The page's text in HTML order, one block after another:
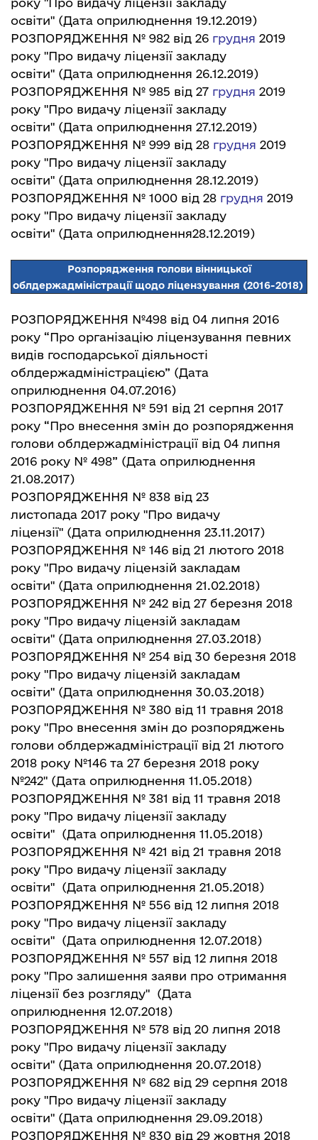
освіти" (Дата оприлюднення 19.12.2019)
РОЗПОРЯДЖЕННЯ № 982 від 26 грудня 2019
року "Про видачу ліцензії закладу
освіти" (Дата оприлюднення 26.12.2019)
РОЗПОРЯДЖЕННЯ № 985 від 27 грудня 2019
року "Про видачу ліцензії закладу
освіти" (Дата оприлюднення 27.12.2019)
РОЗПОРЯДЖЕННЯ № 999 від 28 грудня 2019
року "Про видачу ліцензії закладу
освіти" (Дата оприлюднення 28.12.2019)
РОЗПОРЯДЖЕННЯ № 1000 від 28 грудня 2019
року "Про видачу ліцензії закладу
освіти" (Дата оприлюднення28.12.2019)
Розпорядження голови вінницької
облдержадміністрації щодо ліцензування (2016-2018)
РОЗПОРЯДЖЕННЯ №498 від 04 липня 2016
року “Про організацію ліцензування певних
видів господарської діяльності
облдержадміністрацією” (Дата
оприлюднення 04.07.2016)
РОЗПОРЯДЖЕННЯ № 591 від 21 серпня 2017
року “Про внесення змін до розпорядження
голови облдержадміністрації від 04 липня
2016 року № 498” (Дата оприлюднення
21.08.2017)
РОЗПОРЯДЖЕННЯ № 838 від 23
листопада 2017 року "Про видачу
ліцензії" (Дата оприлюднення 23.11.2017)
РОЗПОРЯДЖЕННЯ № 146 від 21 лютого 2018
року "Про видачу ліцензій закладам
освіти" (Дата оприлюднення 21.02.2018)
РОЗПОРЯДЖЕННЯ № 242 від 27 березня 2018
року "Про видачу ліцензій закладам
освіти" (Дата оприлюднення 27.03.2018)
РОЗПОРЯДЖЕННЯ № 254 від 30 березня 2018
року "Про видачу ліцензій закладам
освіти" (Дата оприлюднення 30.03.2018)
РОЗПОРЯДЖЕННЯ № 380 від 11 травня 2018
року "Про внесення змін до розпоряджень
голови облдержадміністрації від 21 лютого
2018 року №146 та 27 березня 2018 року
№242" (Дата оприлюднення 11.05.2018)
РОЗПОРЯДЖЕННЯ № 381 від 11 травня 2018
року "Про видачу ліцензії закладу
освіти" (Дата оприлюднення 11.05.2018)
РОЗПОРЯДЖЕННЯ № 421 від 21 травня 2018
року "Про видачу ліцензії закладу
освіти" (Дата оприлюднення 21.05.2018)
РОЗПОРЯДЖЕННЯ № 556 від 12 липня 2018
року "Про видачу ліцензії закладу
освіти" (Дата оприлюднення 12.07.2018)
РОЗПОРЯДЖЕННЯ № 557 від 12 липня 2018
року "Про залишення заяви про отримання
ліцензії без розгляду" (Дата
оприлюднення 12.07.2018)
РОЗПОРЯДЖЕННЯ № 578 від 20 липня 2018
року "Про видачу ліцензії закладу
освіти" (Дата оприлюднення 20.07.2018)
РОЗПОРЯДЖЕННЯ № 682 від 29 серпня 2018
року "Про видачу ліцензії закладу
освіти" (Дата оприлюднення 29.09.2018)
РОЗПОРЯДЖЕННЯ № 830 від 29 жовтня 2018